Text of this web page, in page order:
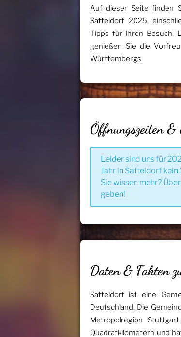
Auf dieser Seite finden
Satteldorf 2025,
Tipps für Ihren Besuch.
genießen Sie die
Württembergs.
Öffnungszeiten &
Leider sind uns für
Jahr in Satteldorf
Sie wissen mehr?
geben!
Daten & Fakten
Satteldorf ist eine
Deutschland. Die
Metropolregion Stuttgart
Quadratkilometern und